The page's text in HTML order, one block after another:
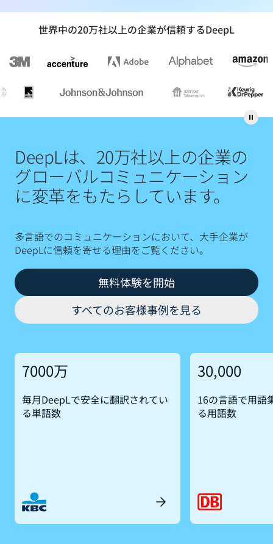
世界中の20万社以上の企業が信頼するDeepL
DeepLは、20万社以上の企業の
グローバルコミュニケーション
に変革をもたらしています。
多言語でのコミュニケーションにおいて、大手企業が
DeepLに信頼を寄せる理由をご覧ください。
無料体験を開始
すべてのお客様事例を見る
7000万
毎月DeepLで安全に翻訳されてい
る単語数
30,000
16の言語で用語
る用語数